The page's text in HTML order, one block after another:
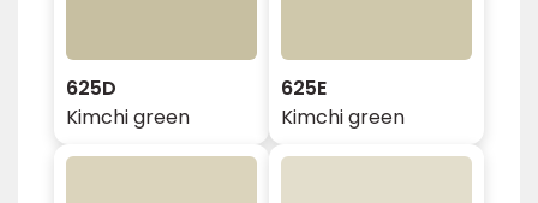
625D
Kimchi green
625E
Kimchi green